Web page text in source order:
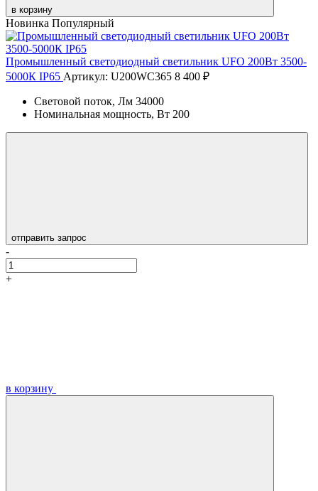
в корзину
Новинка Популярный
Промышленный светодиодный светильник UFO 200Вт 3500-
5000К IP65 Артикул: U200WC365 8 400 ₽
Световой поток, Лм 34000
Номинальная мощность, Вт 200
отправить запрос
-
+
в корзину